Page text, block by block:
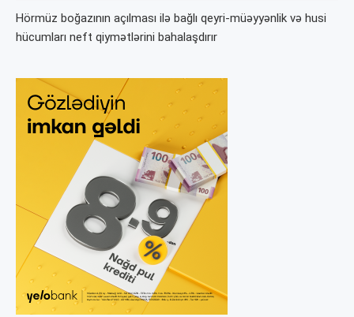
Hörmüz boğazının açılması ilə bağlı qeyri-müəyyənlik və husi
hücumları neft qiymətlərini bahalaşdırır